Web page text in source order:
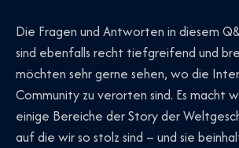
Die Fragen und Antworten in diesem
sind ebenfalls recht tiefgreifend und
möchten sehr gerne sehen, wo die
Community zu verorten sind. Es macht
einige Bereiche der Story der
auf die wir so stolz sind – und sie